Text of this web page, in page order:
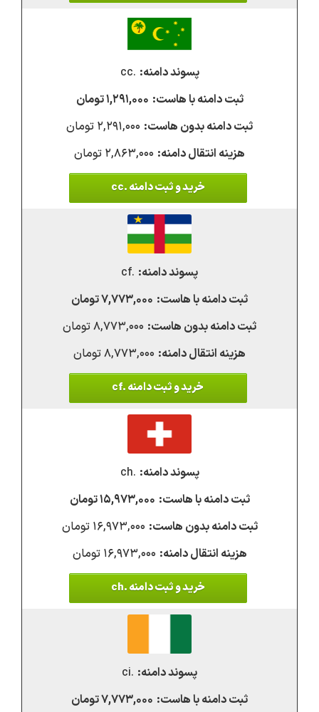
.cc
۱,۲۹۱,۰۰۰ تومان
۲,۲۹۱,۰۰۰ تومان
۲,۸۶۳,۰۰۰ تومان
خرید و ثبت دامنه .cc
.cf
۷,۷۷۳,۰۰۰ تومان
۸,۷۷۳,۰۰۰ تومان
۸,۷۷۳,۰۰۰ تومان
خرید و ثبت دامنه .cf
.ch
۱۵,۹۷۳,۰۰۰ تومان
۱۶,۹۷۳,۰۰۰ تومان
۱۶,۹۷۳,۰۰۰ تومان
خرید و ثبت دامنه .ch
.ci
۷,۷۷۳,۰۰۰ تومان